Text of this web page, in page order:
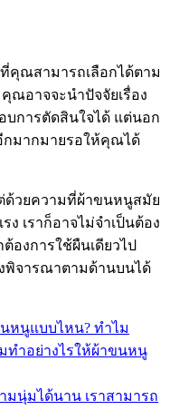
คุณสามารถเลือกได้ตาม
ณอาจจะนำปัจจัยเรื่อง
บการตัดสินใจได้ แต่นอก
กมากมายรอให้คุณได้
ด้วยความที่ผ้าขนหนูสมัย
เราก็อาจไม่จำเป็นต้อง
องการใช้ผืนเดียวไป
พิจารณาตามด้านบนได้
หนูแบบไหน? ทำไม
ทำอย่างไรให้ผ้าขนหนู
นุ่มได้นาน เราสามารถ